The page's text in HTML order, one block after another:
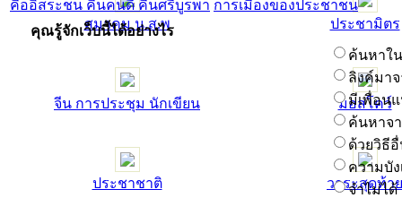
คืออิสระชน คืนคนดี คืนศรีบูรพา การเมืองของประชาชน
คุณรู้จักเว็บนี้ได้อย่างไร
ค้นหาใ
ลิงค์มา
มีเพื่อน
ค้นหาจ
ด้วยวิธี
ความบั
จำไม่ได้
สมาคม น.ส.พ ประชามิตร
จีน การประชุม นักเขียน มอสโคว์
ประชาชาติ วาระสุดท้าย